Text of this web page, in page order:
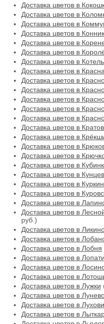
Доставка цветов в
Доставка цветов в
Доставка цветов в
Доставка цветов в Конник
Доставка цветов в
Доставка цветов в
Доставка цветов в
Доставка цветов в
Доставка цветов в
Доставка цветов в
Доставка цветов в
Доставка цветов в
Доставка цветов в
Доставка цветов в
Доставка цветов в
Доставка цветов в
Доставка цветов в
Доставка цветов в
Доставка цветов в
Доставка цветов в
Доставка цветов в
Доставка цветов в
Доставка цветов в
руб.)
Доставка цветов в
Доставка цветов в
Доставка цветов в Лобня
Доставка цветов в
Доставка цветов в
Доставка цветов в
Доставка цветов в Лужки
Доставка цветов в
Доставка цветов в
Доставка цветов в